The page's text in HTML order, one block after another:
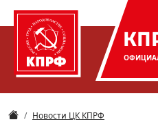
Новости ЦК КПРФ